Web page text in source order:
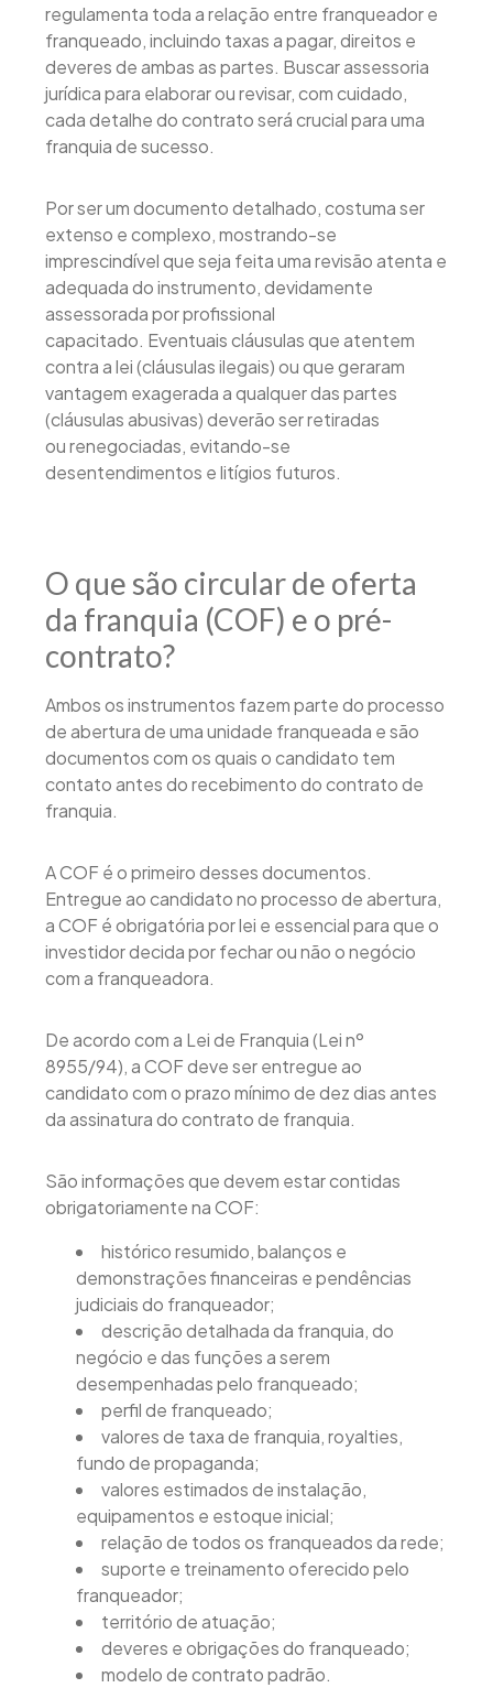
regulamenta toda a relação entre franqueador e
franqueado, incluindo taxas a pagar, direitos e
deveres de ambas as partes. Buscar assessoria
jurídica para elaborar ou revisar, com cuidado,
cada detalhe do contrato será crucial para uma
franquia de sucesso.
Por ser um documento detalhado, costuma ser
extenso e complexo, mostrando-se
imprescindível que seja feita uma revisão atenta e
adequada do instrumento, devidamente
assessorada por profissional
capacitado. Eventuais cláusulas que atentem
contra a lei (cláusulas ilegais) ou que geraram
vantagem exagerada a qualquer das partes
(cláusulas abusivas) deverão ser retiradas
ou renegociadas, evitando-se
desentendimentos e litígios futuros.
O que são circular de oferta
da franquia (COF) e o pré-
contrato?
Ambos os instrumentos fazem parte do processo
de abertura de uma unidade franqueada e são
documentos com os quais o candidato tem
contato antes do recebimento do contrato de
franquia.
A COF é o primeiro desses documentos.
Entregue ao candidato no processo de abertura,
a COF é obrigatória por lei e essencial para que o
investidor decida por fechar ou não o negócio
com a franqueadora.
De acordo com a Lei de Franquia (Lei nº
8955/94), a COF deve ser entregue ao
candidato com o prazo mínimo de dez dias antes
da assinatura do contrato de franquia.
São informações que devem estar contidas
obrigatoriamente na COF:
histórico resumido, balanços e
demonstrações financeiras e pendências
judiciais do franqueador;
descrição detalhada da franquia, do
negócio e das funções a serem
desempenhadas pelo franqueado;
perfil de franqueado;
valores de taxa de franquia, royalties,
fundo de propaganda;
valores estimados de instalação,
equipamentos e estoque inicial;
relação de todos os franqueados da rede;
suporte e treinamento oferecido pelo
franqueador;
território de atuação;
deveres e obrigações do franqueado;
modelo de contrato padrão.